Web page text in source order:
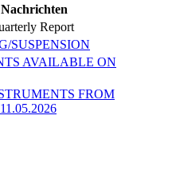
Report
SUSPENSION
AVAILABLE ON
FROM